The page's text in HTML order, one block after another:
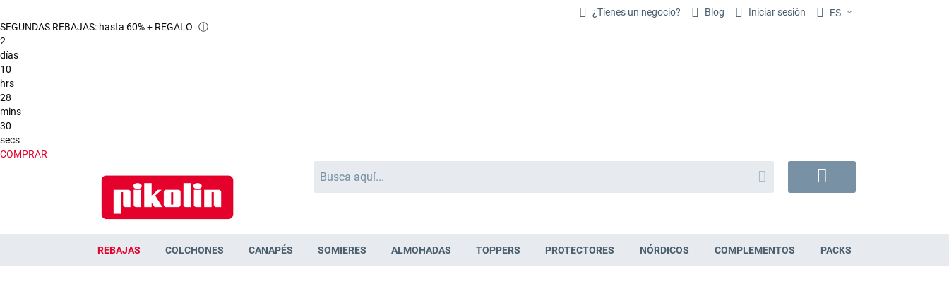
¿Tienes un negocio? Blog Iniciar sesión ES
Buscar
Buscar
SEGUNDAS REBAJAS: hasta 60% + REGALO ⓘ
2
días
10
hrs
28
mins
29
secs
COMPRAR
REBAJAS COLCHONES CANAPÉS SOMIERES ALMOHADAS TOPPERS PROTECTORES NÓRDICOS COMPLEMENTOS PACKS